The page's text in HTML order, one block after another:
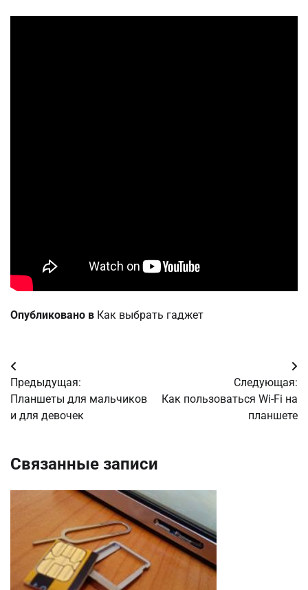
Опубликовано в Как выбрать гаджет
Навигация
по
записям
Предыдущая:
Планшеты для мальчиков
и для девочек
Следующая:
Как пользоваться Wi-Fi на
планшете
Связанные записи